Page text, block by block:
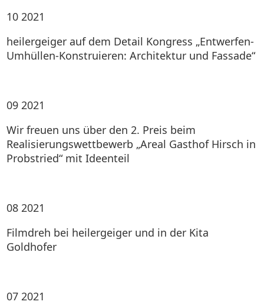
10 2021
heilergeiger auf dem Detail Kongress „Entwerfen-
Umhüllen-Konstruieren: Architektur und Fassade“
09 2021
Wir freuen uns über den 2. Preis beim
Realisierungswettbewerb „Areal Gasthof Hirsch in
Probstried“ mit Ideenteil
08 2021
Filmdreh bei heilergeiger und in der Kita
Goldhofer
07 2021